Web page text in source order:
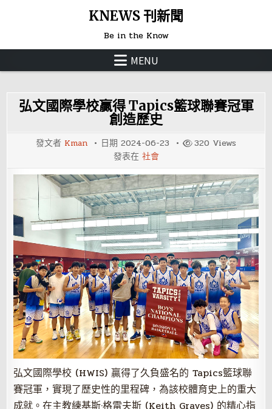
KNEWS 刊新聞
Be in the Know
MENU
弘文國際學校贏得 Tapics籃球聯賽冠軍
創造歷史
發文者 Kman 日期 2024-06-23 320 Views
發表在 社會
弘文國際學校 (HWIS) 贏得了久負盛名的 Tapics籃球聯
賽冠軍，實現了歷史性的里程碑，為該校體育史上的重大
成就。在主教練基斯·格雷夫斯 (Keith Graves) 的精心指